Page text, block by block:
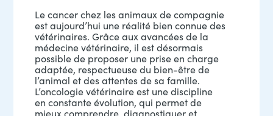
Le cancer chez les animaux de compagnie
est aujourd’hui une réalité bien connue des
vétérinaires. Grâce aux avancées de la
médecine vétérinaire, il est désormais
possible de proposer une prise en charge
adaptée, respectueuse du bien-être de
l’animal et des attentes de sa famille.
L’oncologie vétérinaire est une discipline
en constante évolution, qui permet de
mieux comprendre, diagnostiquer et